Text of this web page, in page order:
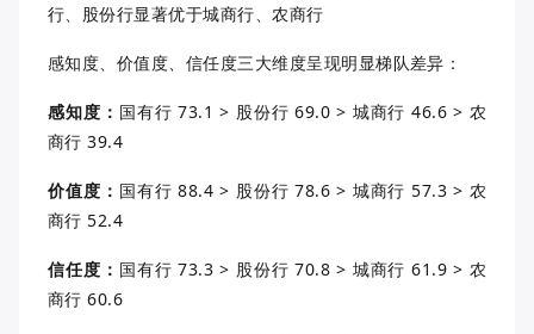
行、股份行显著优于城商行、农商行
感知度、价值度、信任度三大维度呈现明显梯队差异：
感知度： 国有行 73.1 > 股份行 69.0 > 城商行 46.6 > 农
商行 39.4
价值度： 国有行 88.4 > 股份行 78.6 > 城商行 57.3 > 农
商行 52.4
信任度： 国有行 73.3 > 股份行 70.8 > 城商行 61.9 > 农
商行 60.6